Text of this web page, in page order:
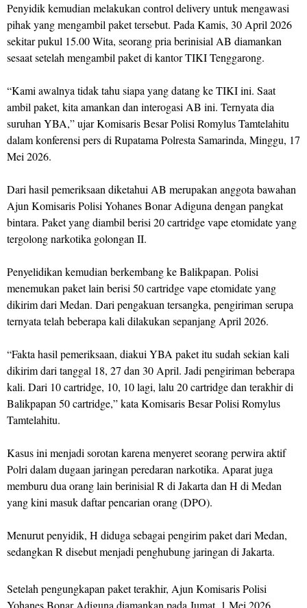
Penyidik kemudian melakukan control delivery untuk mengawasi
pihak yang mengambil paket tersebut. Pada Kamis, 30 April 2026
sekitar pukul 15.00 Wita, seorang pria berinisial AB diamankan
sesaat setelah mengambil paket di kantor TIKI Tenggarong.
“Kami awalnya tidak tahu siapa yang datang ke TIKI ini. Saat
ambil paket, kita amankan dan interogasi AB ini. Ternyata dia
suruhan YBA,” ujar Komisaris Besar Polisi Romylus Tamtelahitu
dalam konferensi pers di Rupatama Polresta Samarinda, Minggu, 17
Mei 2026.
Dari hasil pemeriksaan diketahui AB merupakan anggota bawahan
Ajun Komisaris Polisi Yohanes Bonar Adiguna dengan pangkat
bintara. Paket yang diambil berisi 20 cartridge vape etomidate yang
tergolong narkotika golongan II.
Penyelidikan kemudian berkembang ke Balikpapan. Polisi
menemukan paket lain berisi 50 cartridge vape etomidate yang
dikirim dari Medan. Dari pengakuan tersangka, pengiriman serupa
ternyata telah beberapa kali dilakukan sepanjang April 2026.
“Fakta hasil pemeriksaan, diakui YBA paket itu sudah sekian kali
dikirim dari tanggal 18, 27 dan 30 April. Jadi pengiriman beberapa
kali. Dari 10 cartridge, 10, 10 lagi, lalu 20 cartridge dan terakhir di
Balikpapan 50 cartridge,” kata Komisaris Besar Polisi Romylus
Tamtelahitu.
Kasus ini menjadi sorotan karena menyeret seorang perwira aktif
Polri dalam dugaan jaringan peredaran narkotika. Aparat juga
memburu dua orang lain berinisial R di Jakarta dan H di Medan
yang kini masuk daftar pencarian orang (DPO).
Menurut penyidik, H diduga sebagai pengirim paket dari Medan,
sedangkan R disebut menjadi penghubung jaringan di Jakarta.
Setelah pengungkapan paket terakhir, Ajun Komisaris Polisi
Yohanes Bonar Adiguna diamankan pada Jumat, 1 Mei 2026